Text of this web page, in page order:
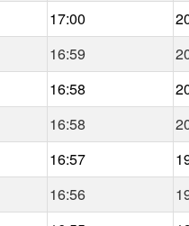
17:00
16:59
16:58
16:58
16:57
16:56